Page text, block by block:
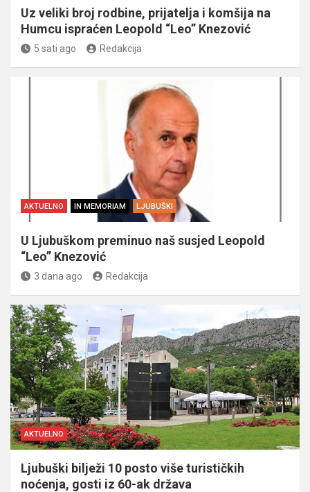
Uz veliki broj rodbine, prijatelja i komšija na
Humcu ispraćen Leopold “Leo” Knezović
5 sati ago Redakcija
AKTUELNO IN MEMORIAM LJUBUŠKI
U Ljubuškom preminuo naš susjed Leopold
“Leo” Knezović
3 dana ago Redakcija
AKTUELNO
Ljubuški bilježi 10 posto više turističkih
noćenja, gosti iz 60-ak država